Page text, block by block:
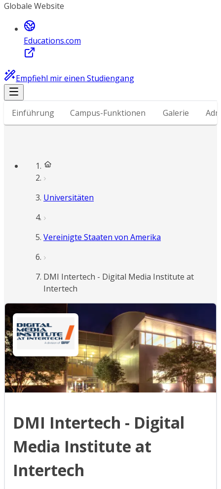
Globale Website
Educations.com
Empfiehl mir einen Studiengang
Einführung Campus-Funktionen Galerie
Universitäten
Vereinigte Staaten von Amerika
DMI Intertech - Digital Media Institute at
Intertech
DMI Intertech - Digital
Media Institute at
Intertech